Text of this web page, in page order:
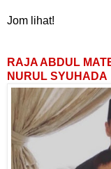
Jom lihat!
RAJA ABDUL
NURUL SYUHADA